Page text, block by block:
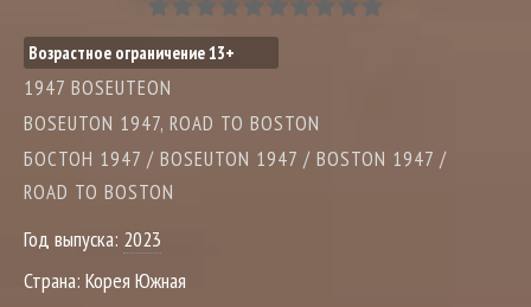
Возрастное ограничение 13+
1947 BOSEUTEON
BOSEUTON 1947, ROAD TO BOSTON
БОСТОН 1947 / BOSEUTON 1947 / BOSTON 1947 /
ROAD TO BOSTON
Год выпуска: 2023
Страна: Корея Южная